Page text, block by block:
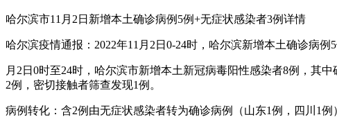
哈尔滨市11月2日新增本土确诊病例5例+无症状感染者3例详情
哈尔滨疫情通报：2022年11月2日0-24时，哈尔滨新增本土确诊病例
月2日0时至24时，哈尔滨市新增本土新冠病毒阳性感染者8例，其
2例，密切接触者筛查发现1例。
病例转化：含2例由无症状感染者转为确诊病例（山东1例，四川1例